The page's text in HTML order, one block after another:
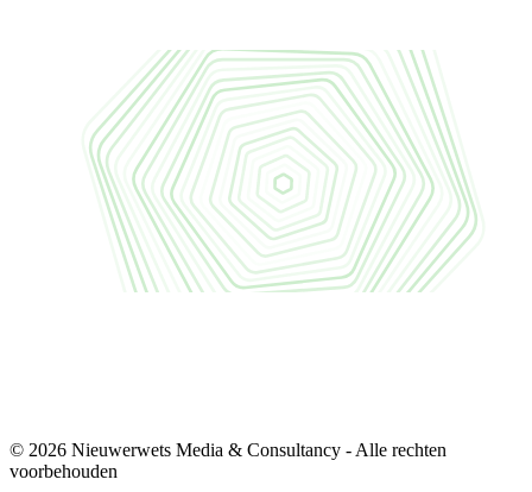
© 2026 Nieuwerwets Media & Consultancy - Alle rechten
voorbehouden